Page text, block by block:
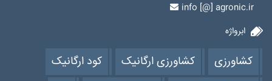
info [@] agronic.ir
ابرواژه
کشاورزی کشاورزی ارگانیک
کود ارگانیک